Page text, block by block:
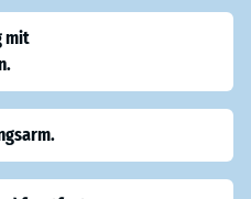
mit